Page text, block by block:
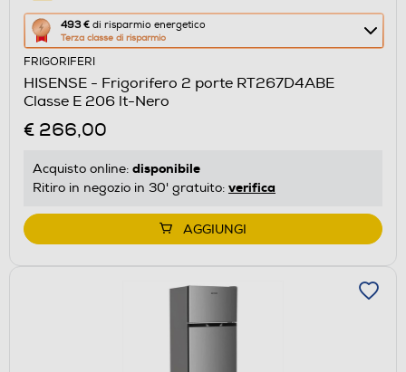
493 € di risparmio energetico
Terza classe di risparmio
Questa
azione
aprirà
il
Calcolatore
di
energetico
di
Youreko.
FRIGORIFERI
HISENSE - Frigorifero 2 porte RT267D4ABE
Classe E 206 lt-Nero
€ 266,00
Acquisto online: disponibile
Ritiro in negozio in 30' gratuito: verifica
AGGIUNGI